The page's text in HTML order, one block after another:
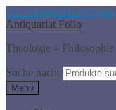
Zur Navigation springen
Antiquariat Folio
Theologie –
Suche nach:
Menü